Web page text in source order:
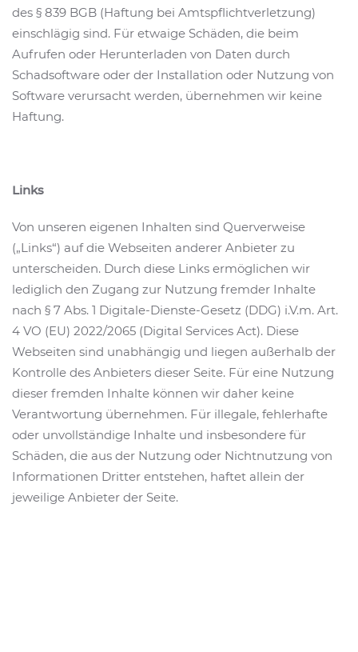
des § 839 BGB (Haftung bei Amtspflichtverletzung)
einschlägig sind. Für etwaige Schäden, die beim
Aufrufen oder Herunterladen von Daten durch
Schadsoftware oder der Installation oder Nutzung von
Software verursacht werden, übernehmen wir keine
Haftung.
Links
Von unseren eigenen Inhalten sind Querverweise
(„Links“) auf die Webseiten anderer Anbieter zu
unterscheiden. Durch diese Links ermöglichen wir
lediglich den Zugang zur Nutzung fremder Inhalte
nach § 7 Abs. 1 Digitale-Dienste-Gesetz (DDG) i.V.m. Art.
4 VO (EU) 2022/2065 (Digital Services Act). Diese
Webseiten sind unabhängig und liegen außerhalb der
Kontrolle des Anbieters dieser Seite. Für eine Nutzung
dieser fremden Inhalte können wir daher keine
Verantwortung übernehmen. Für illegale, fehlerhafte
oder unvollständige Inhalte und insbesondere für
Schäden, die aus der Nutzung oder Nichtnutzung von
Informationen Dritter entstehen, haftet allein der
jeweilige Anbieter der Seite.